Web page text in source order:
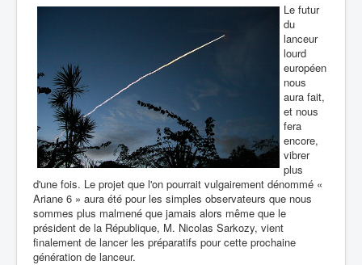
Le futur
du
lanceur
lourd
européen
nous
aura fait,
et nous
fera
encore,
vibrer
plus
d'une fois. Le projet que l'on pourrait vulgairement dénommé «
Ariane 6 » aura été pour les simples observateurs que nous
sommes plus malmené que jamais alors même que le
président de la République, M. Nicolas Sarkozy, vient
finalement de lancer les préparatifs pour cette prochaine
génération de lanceur.